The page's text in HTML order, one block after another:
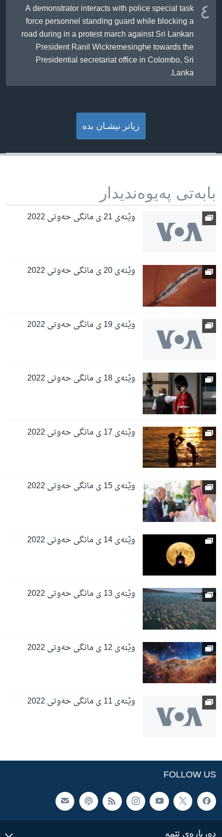
٤ A demonstrator interacts with police special task
force personnel standing guard while blocking a
road during in a protest march against Sri Lankan
President Ranil Wickremesinghe towards the
Presidential secretariat office in Colombo, Sri
Lanka.
زیاتر نیشـان بده‌
بابه‌تی په‌یوه‌ندیدار
وێنەی 21 ی مانگی حەوتی 2022
وێنەی 20 ی مانگی حەوتی 2022
وێنەی 19 ی مانگی حەوتی 2022
وێنەی 18 ی مانگی حەوتی 2022
وێنەی 17 ی مانگی حەوتی 2022
وێنەی 15 ی مانگی حەوتی 2022
وێنەی 14 ی مانگی حەوتی 2022
وێنەی 13 ی مانگی حەوتی 2022
وێنەی 12 ی مانگی حەوتی 2022
وێنەی 11 ی مانگی حەوتی 2022
FOLLOW US
ده‌رباره‌ی ئێمه‌